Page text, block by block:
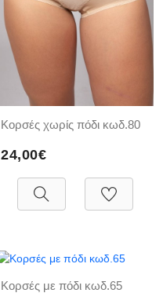
Κορσές χωρίς πόδι κωδ.80
24,00€
Κορσές με πόδι κωδ.65